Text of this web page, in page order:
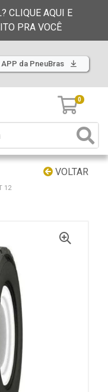
CLIQUE AQUI E
PRA VOCÊ
APP da PneuBras
0
VOLTAR
12